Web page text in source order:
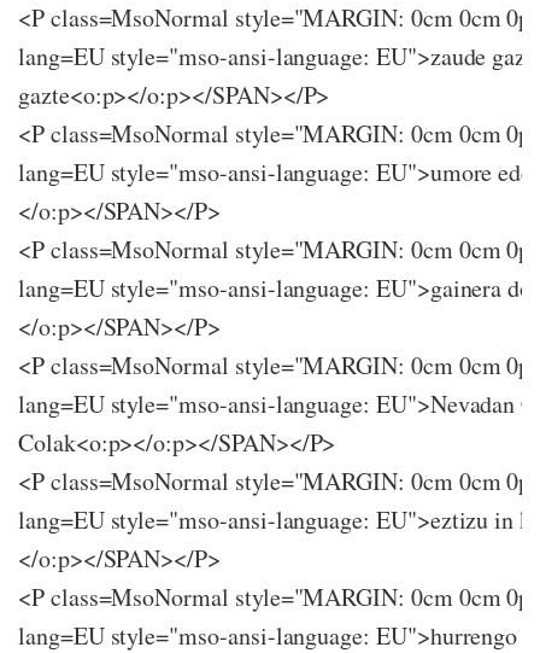
<P class=MsoNormal style="MARGIN: 0cm 0cm
lang=EU style="mso-ansi-language: EU">zaude
gazte<o:p></o:p></SPAN></P>
<P class=MsoNormal style="MARGIN: 0cm 0cm
lang=EU style="mso-ansi-language: EU">umore
</o:p></SPAN></P>
<P class=MsoNormal style="MARGIN: 0cm 0cm
lang=EU style="mso-ansi-language: EU">gainera
</o:p></SPAN></P>
<P class=MsoNormal style="MARGIN: 0cm 0cm
lang=EU style="mso-ansi-language: EU">Nevadan
Colak<o:p></o:p></SPAN></P>
<P class=MsoNormal style="MARGIN: 0cm 0cm
lang=EU style="mso-ansi-language: EU">eztizu in
</o:p></SPAN></P>
<P class=MsoNormal style="MARGIN: 0cm 0cm
lang=EU style="mso-ansi-language: EU">hurrengo